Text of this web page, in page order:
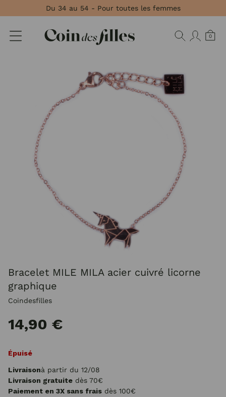
Du 34 au 54 - Pour toutes les femmes
0
Bracelet MILE MILA acier cuivré licorne
graphique
Coindesfilles
14,90 €
Épuisé
Livraisonà partir du 12/08
Livraison gratuite dès 70€
Paiement en 3X sans frais dès 100€
Panneau de gestion des cookies